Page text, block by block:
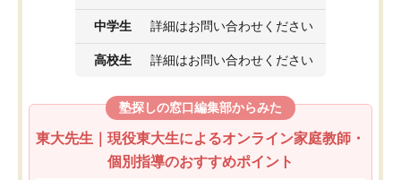
中学生 詳細はお問い合わせください
高校生 詳細はお問い合わせください
塾探しの窓口編集部からみた
東大先生｜現役東大生によるオンライン家庭教師・
個別指導のおすすめポイント